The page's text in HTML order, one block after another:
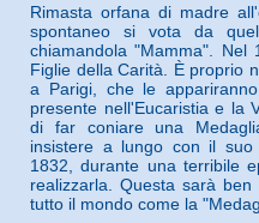
Rimasta orfana di madre
spontaneo si vota da
chiamandola "Mamma". Nel
Figlie della Carità. È proprio
a Parigi, che le
presente nell'Eucaristia e la
di far coniare una
insistere a lungo con il suo
1832, durante una terribile
realizzarla. Questa sarà
tutto il mondo come la